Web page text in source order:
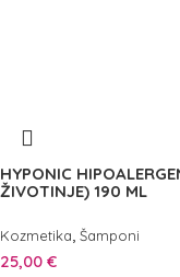
HYPONIC
ŽIVOTINJE) 190 ML
Kozmetika, Šamponi
25,00 €